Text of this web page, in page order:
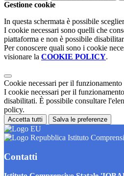
Gestione cookie
In questa schermata è possibile
I cookie necessari sono quelli che
piattaforma e non è possibile
Per conoscere quali sono i cookie
visionare la COOKIE POLICY.
Cookie necessari per il funzionamento
I cookie necessari per il
disabilitati. È possibile consultare
policy.
Accetta tutti Salva le preferenze
Istituto
Contatti